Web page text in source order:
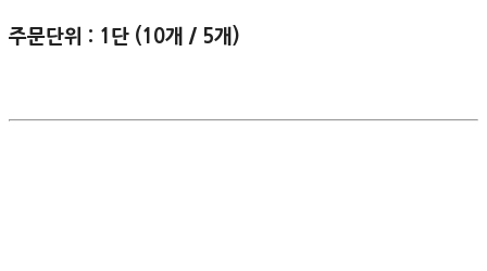
주문단위 : 1단 (10개 / 5개)